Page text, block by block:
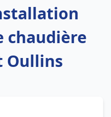
chaudière
Oullins